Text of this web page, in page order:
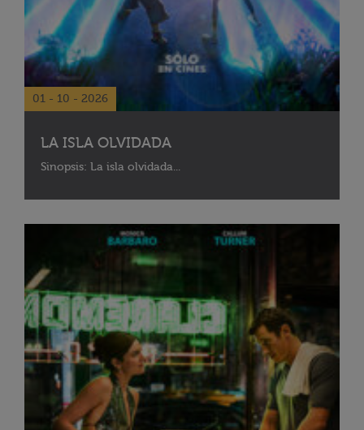
01 - 10 - 2026
LA ISLA OLVIDADA
Sinopsis: La isla olvidada...